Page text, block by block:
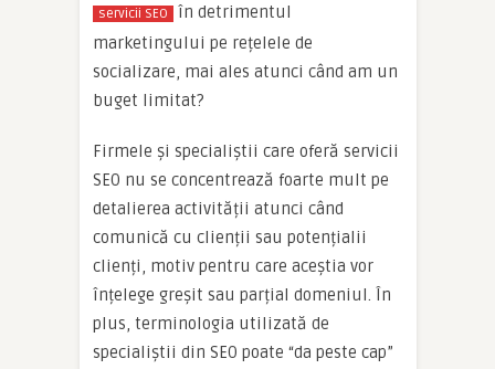
servicii SEO
în detrimentul
marketingului pe rețelele de
socializare, mai ales atunci când am un
buget limitat?
Firmele și specialiștii care oferă servicii
SEO nu se concentrează foarte mult pe
detalierea activității atunci când
comunică cu clienții sau potențialii
clienți, motiv pentru care aceștia vor
înțelege greșit sau parțial domeniul. În
plus, terminologia utilizată de
specialiștii din SEO poate “da peste cap”